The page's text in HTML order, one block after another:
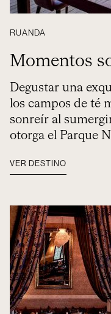
RUANDA
Momentos
Degustar una
los campos de té
sonreír al
otorga el Parque
VER DESTINO